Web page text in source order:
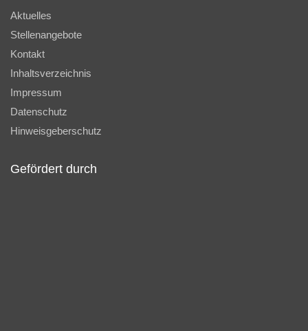
Aktuelles
Stellenangebote
Kontakt
Inhaltsverzeichnis
Impressum
Datenschutz
Hinweisgeberschutz
Gefördert durch